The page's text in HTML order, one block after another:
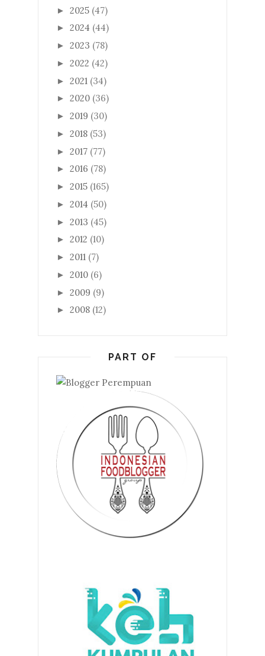
► 2025 (47)
► 2024 (44)
► 2023 (78)
► 2022 (42)
► 2021 (34)
► 2020 (36)
► 2019 (30)
► 2018 (53)
► 2017 (77)
► 2016 (78)
► 2015 (165)
► 2014 (50)
► 2013 (45)
► 2012 (10)
► 2011 (7)
► 2010 (6)
► 2009 (9)
► 2008 (12)
PART OF